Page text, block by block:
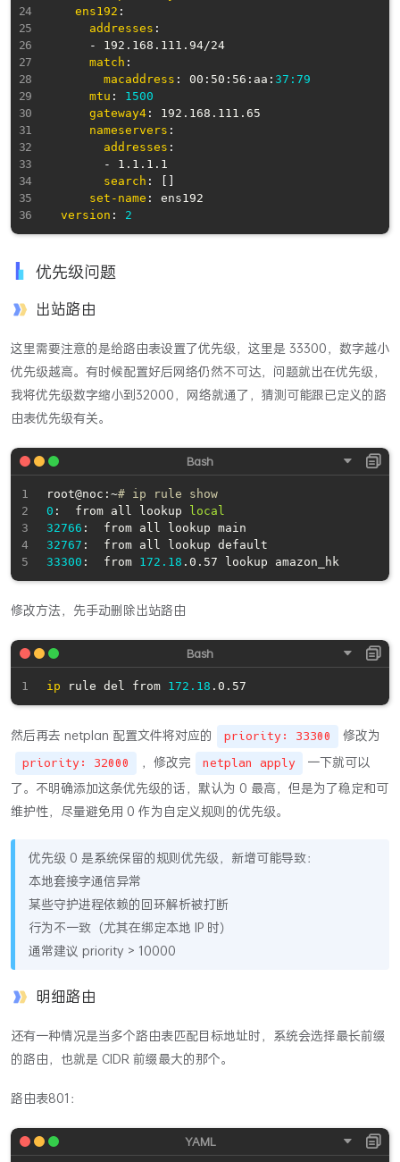
ens192 :
addresses :
-
192.168.111.94/24
match :
macaddress : 00 : 50 : 56 : aa : 37:79
mtu :
1500
gateway4 :
192.168.111.65
nameservers :
addresses :
-
1.1.1.1
search :
set-name :
ens192
version : 2
优先级问题
出站路由
这里需要注意的是给路由表设置了优先级，这里是 33300，数字越小
优先级越高。有时候配置好后网络仍然不可达，问题就出在优先级，
我将优先级数字缩小到32000，网络就通了，猜测可能跟已定义的路
由表优先级有关。
root@noc:~# ip rule show
0
:	from all lookup
local
32766
32767
33300
:	from 172.18
修改方法，先手动删除出站路由
ip rule del from 172.18
然后再去 netplan 配置文件将对应的 priority: 33300 修改为
priority: 32000 ，修改完 netplan apply
一下就可以
了。不明确添加这条优先级的话，默认为 0 最高，但是为了稳定和可
维护性，尽量避免用 0 作为自定义规则的优先级。
优先级 0 是系统保留的规则优先级，新增可能导致：
本地套接字通信异常
某些守护进程依赖的回环解析被打断
行为不一致（尤其在绑定本地 IP 时）
通常建议 priority > 10000
明细路由
还有一种情况是当多个路由表匹配目标地址时，系统会选择最长前缀
的路由，也就是 CIDR 前缀最大的那个。
路由表801：